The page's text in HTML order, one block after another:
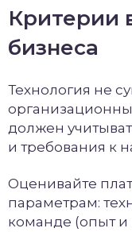
Критерии
бизнеса
Технология не
должен
и требования к
Оценивайте
параметрам:
команде (опыт и